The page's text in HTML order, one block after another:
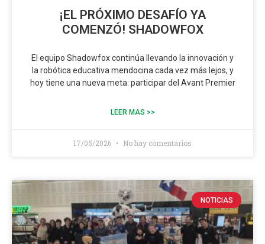
¡EL PRÓXIMO DESAFÍO YA
COMENZÓ! SHADOWFOX
El equipo Shadowfox continúa llevando la innovación y
la robótica educativa mendocina cada vez más lejos, y
hoy tiene una nueva meta: participar del Avant Premier
LEER MAS >>
17/05/2026 No hay comentarios
NOTICIAS